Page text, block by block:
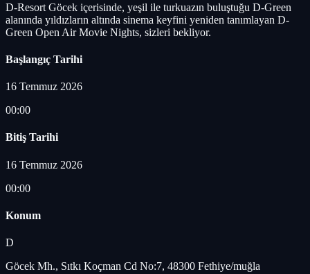
D-Resort Göcek içerisinde, yeşil ile turkuazın buluştuğu D-Green
alanında yıldızların altında sinema keyfini yeniden tanımlayan D-
Green Open Air Movie Nights, sizleri bekliyor.
Başlangıç Tarihi
16 Temmuz 2026
00:00
Bitiş Tarihi
16 Temmuz 2026
00:00
Konum
D
Göcek Mh., Sıtkı Koçman Cd No:7, 48300 Fethiye/muğla